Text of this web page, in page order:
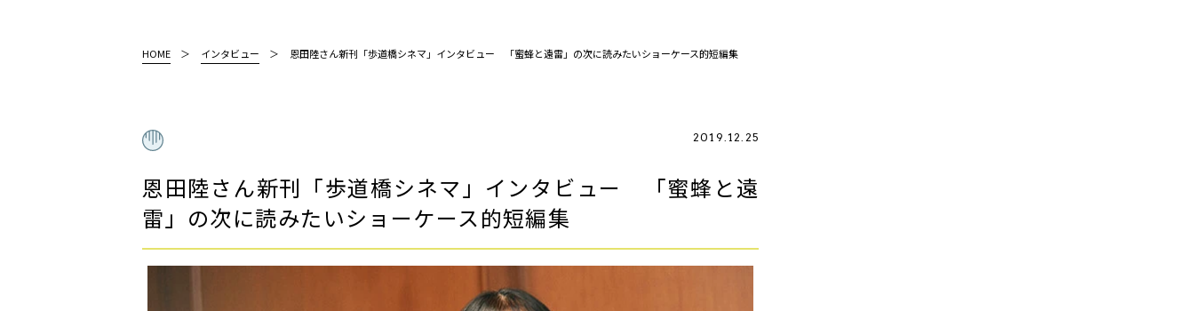
HOME インタビュー 恩田陸さん新刊「歩道橋シネマ」インタビュー 「蜜蜂と遠雷」の次に読みたいショーケース的短編集
2019.12.25
恩田陸さん新刊「歩道橋シネマ」インタビュー 「蜜蜂と遠
雷」の次に読みたいショーケース的短編集